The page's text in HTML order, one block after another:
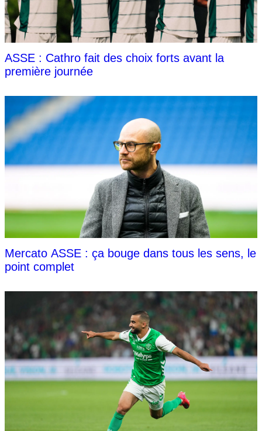
ASSE : Cathro fait des choix forts avant la
première journée
Mercato ASSE : ça bouge dans tous les sens, le
point complet